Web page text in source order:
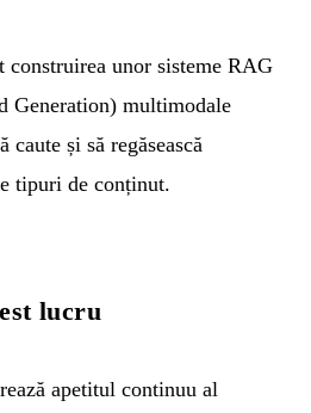
construirea unor sisteme RAG
Generation) multimodale
caute și să regăsească
tipuri de conținut.
lucru
apetitul continuu al